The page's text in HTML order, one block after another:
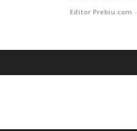
Editor Prebiu.com -